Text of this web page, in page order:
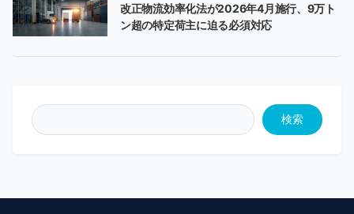
改正物流効率化法が2026年4月施行、9万ト
ン超の特定荷主に迫る必須対応
検索